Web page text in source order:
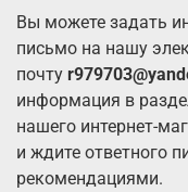
Вы можете задать
письмо на нашу
почту
информация в
нашего интернет-
и ждите ответного
рекомендациями.